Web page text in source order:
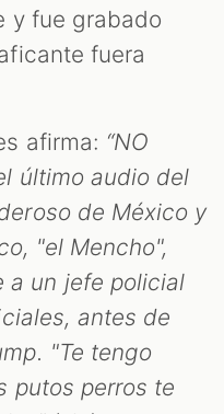
y fue grabado
fuera
afirma: “NO
último audio del
de México y
"el Mencho",
a un jefe policial
antes de
"Te tengo
putos perros te